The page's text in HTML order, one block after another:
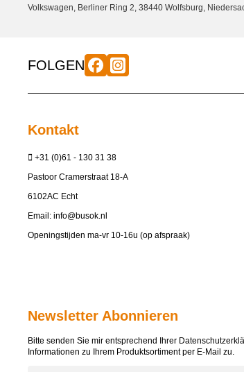
Volkswagen, Berliner Ring 2, 38440 Wolfsburg,
FOLGEN
Kontakt
+31 (0)61 - 130 31 38
Pastoor Cramerstraat 18-A
6102AC Echt
Email: info@busok.nl
Openingstijden ma-vr 10-16u (op afspraak)
Newsletter Abonnieren
Bitte senden Sie mir entsprechend Ihrer
Informationen zu Ihrem Produktsortiment per E-Mail zu.